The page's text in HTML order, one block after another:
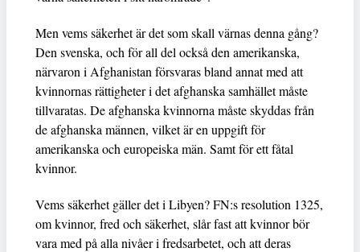
Men vems säkerhet är det som skall värnas denna gång?
Den svenska, och för all del också den amerikanska,
närvaron i Afghanistan försvaras bland annat med att
kvinnornas rättigheter i det afghanska samhället måste
tillvaratas. De afghanska kvinnorna måste skyddas från
de afghanska männen, vilket är en uppgift för
amerikanska och europeiska män. Samt för ett fåtal
kvinnor.
Vems säkerhet gäller det i Libyen? FN:s resolution 1325,
om kvinnor, fred och säkerhet, slår fast att kvinnor bör
vara med på alla nivåer i fredsarbetet, och att deras